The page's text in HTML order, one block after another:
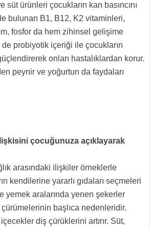
süt ürünleri çocukların kan basıncını
bulunan B1, B12, K2 vitaminleri,
fosfor da hem zihinsel gelişime
de probiyotik içeriği ile çocukların
onları hastalıklardan korur.
peynir ve yoğurtun da faydaları
çocuğunuza açıklayarak
arasındaki ilişkiler örneklerle
kendilerine yararlı gıdaları seçmeleri
yemek aralarında yenen şekerler
başlıca nedenleridir.
diş çürüklerini artırır. Süt,